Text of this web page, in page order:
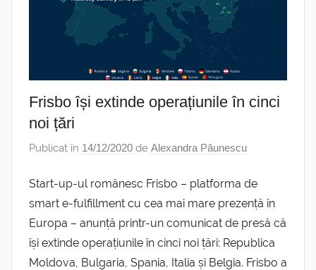
Frisbo își extinde operațiunile în cinci
noi țări
Publicat în 14/12/2020 de Alexandra Păunescu
Start-up-ul românesc Frisbo – platforma de
smart e-fulfillment cu cea mai mare prezență în
Europa – anunță printr-un comunicat de presă că
își extinde operațiunile în cinci noi țări: Republica
Moldova, Bulgaria, Spania, Italia și Belgia. Frisbo a